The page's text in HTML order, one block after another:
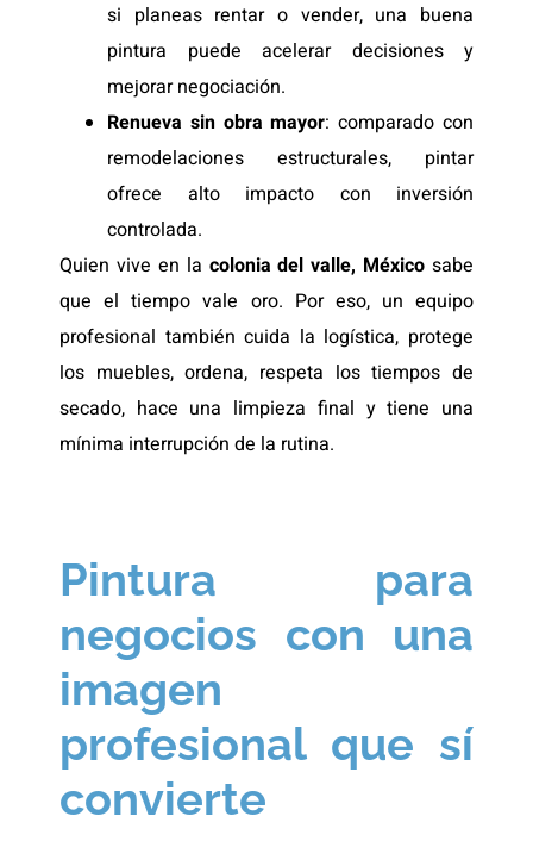
si planeas rentar o vender, una buena
pintura puede acelerar decisiones y
mejorar negociación.
Renueva sin obra mayor: comparado con
remodelaciones estructurales, pintar
ofrece alto impacto con inversión
controlada.
Quien vive en la colonia del valle, México sabe
que el tiempo vale oro. Por eso, un equipo
profesional también cuida la logística, protege
los muebles, ordena, respeta los tiempos de
secado, hace una limpieza final y tiene una
mínima interrupción de la rutina.
Pintura para
negocios con una
imagen
profesional que sí
convierte